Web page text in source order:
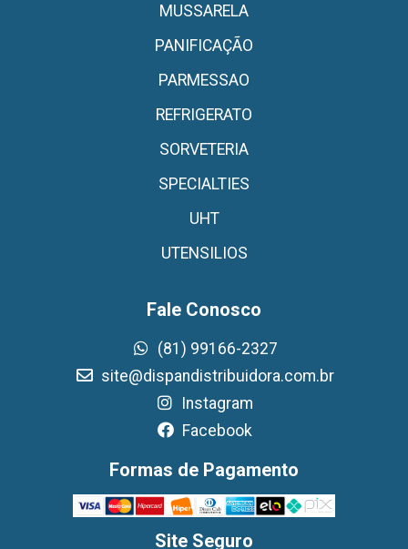
MUSSARELA
PANIFICAÇÃO
PARMESSAO
REFRIGERATO
SORVETERIA
SPECIALTIES
UHT
UTENSILIOS
Fale Conosco
(81) 99166-2327
site@dispandistribuidora.com.br
Instagram
Facebook
Formas de Pagamento
Site Seguro